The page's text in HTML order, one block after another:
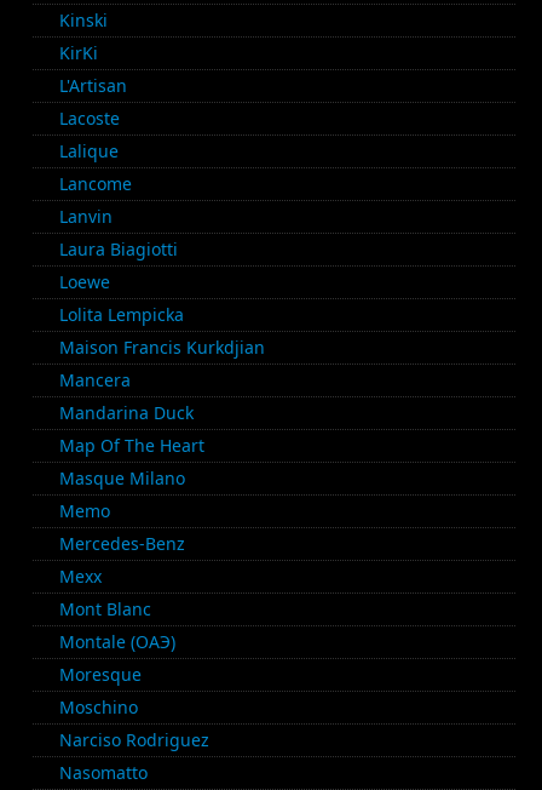
Kinski
KirKi
L'Artisan
Lacoste
Lalique
Lancome
Lanvin
Laura Biagiotti
Loewe
Lolita Lempicka
Maison Francis Kurkdjian
Mancera
Mandarina Duck
Map Of The Heart
Masque Milano
Memo
Mercedes-Benz
Mexx
Mont Blanc
Montale (ОАЭ)
Moresque
Moschino
Narciso Rodriguez
Nasomatto